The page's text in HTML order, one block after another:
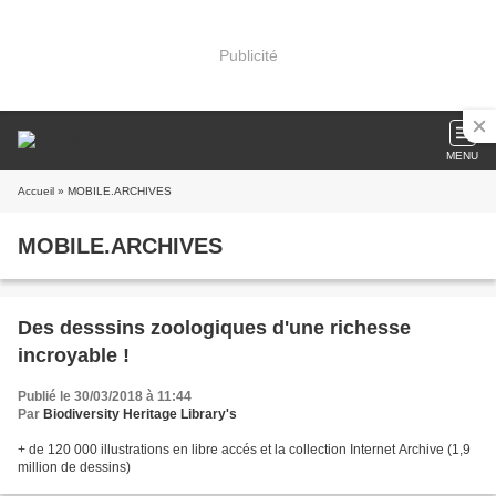
Publicité
MENU
Accueil » MOBILE.ARCHIVES
MOBILE.ARCHIVES
Des desssins zoologiques d'une richesse
incroyable !
Publié le 30/03/2018 à 11:44
Par Biodiversity Heritage Library's
+ de 120 000 illustrations en libre accés et la collection Internet Archive (1,9
million de dessins)